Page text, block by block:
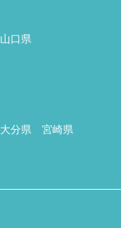
山口県
大分県
宮崎県